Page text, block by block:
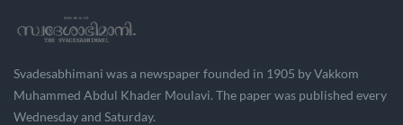
Svadesabhimani was a newspaper founded in 1905 by Vakkom
Muhammed Abdul Khader Moulavi. The paper was published every
Wednesday and Saturday.